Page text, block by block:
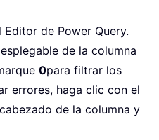
de Power Query.
de la columna
0para filtrar los
errores, haga clic con el
de la columna y